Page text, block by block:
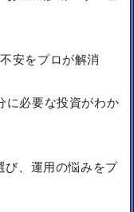
安をプロが解消
に必要な投資がわか
び、運用の悩みをプ